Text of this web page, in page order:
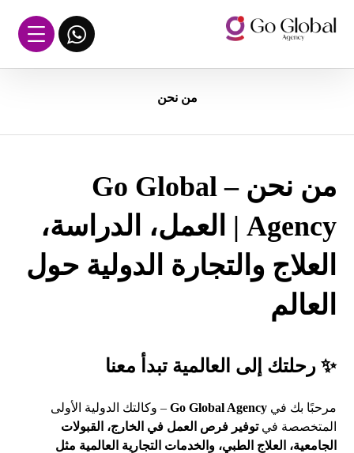
من نحن
من نحن – Go Global
Agency | العمل، الدراسة،
العلاج والتجارة الدولية حول
العالم
✨ رحلتك إلى العالمية تبدأ معنا
مرحبًا بك فيGo Global Agency – وكالتك الدولية الأولى
المتخصصة فيتوفير فرص العمل في الخارج، القبولات
الجامعية، العلاج الطبي، والخدمات التجارية العالمية مثل